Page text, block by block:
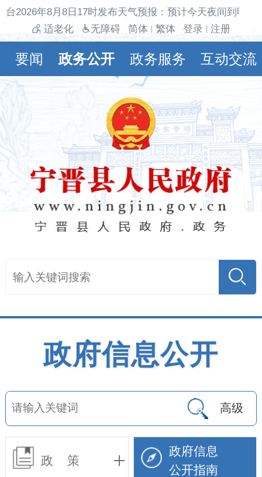
2026年8月8日17时发布天气预报：预计今天夜间到明
适老化
无障碍 简体 繁体 登录 注册
要闻 政务公开 政务服务 互动交流
政府信息公开
高级
政 策
政府信息
公开指南